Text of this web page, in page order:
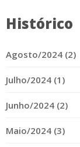
Histórico
Agosto/2024 (2)
Julho/2024 (1)
Junho/2024 (2)
Maio/2024 (3)